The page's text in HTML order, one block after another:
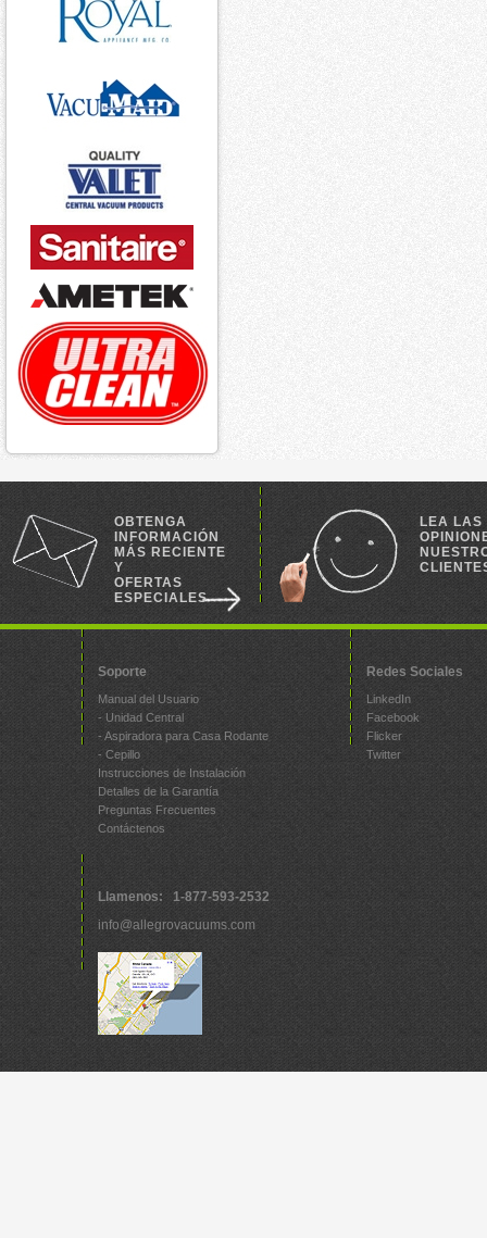
OBTENGA
INFORMACIÓN
MÁS RECIENTE
Y
OFERTAS
ESPECIALES
LEA LAS
Soporte
Manual del Usuario
- Unidad Central
- Aspiradora para Casa Rodante
- Cepillo
Instrucciones de Instalación
Detalles de la Garantía
Preguntas Frecuentes
Contáctenos
Redes Sociales
LinkedIn
Facebook
Flicker
Twitter
Llamenos: 1-877-593-2532
info@allegrovacuums.com